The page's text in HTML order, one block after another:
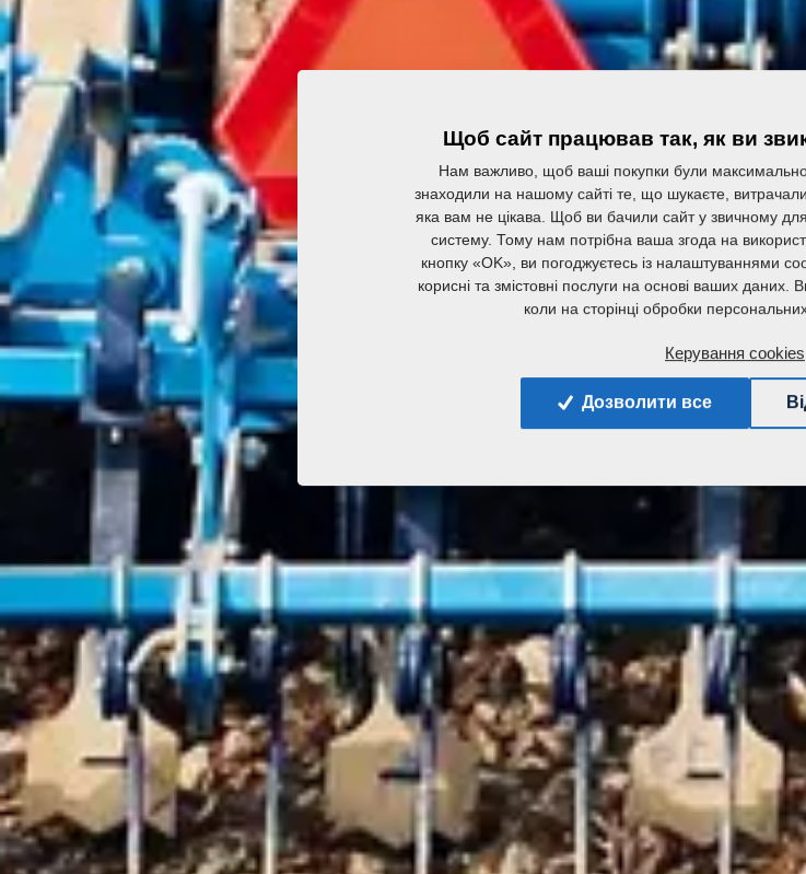
Щоб сайт працював так, як ви
Нам важливо, щоб ваші покупки були
знаходили на нашому сайті те, що шукаєте,
яка вам не цікава. Щоб ви бачили сайт у звичному
систему. Тому нам потрібна ваша згода на
кнопку «OK», ви погоджуєтесь із налаштуваннями
корисні та змістовні послуги на основі ваших
коли на сторінці обробки
Керування cookies
Дозволити все